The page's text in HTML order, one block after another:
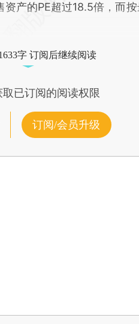
产的PE超过18.5倍，而按
字 订阅后继续阅读
已订阅的阅读权限
订阅/会员升级